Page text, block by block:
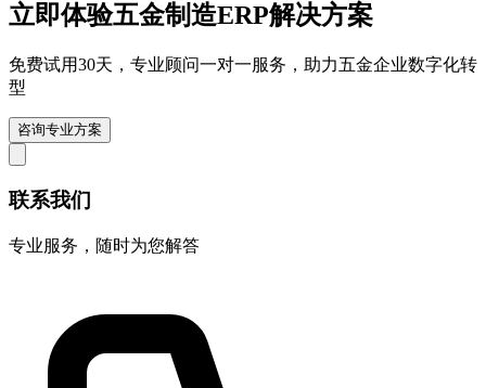
立即体验五金制造ERP解决方案
免费试用30天，专业顾问一对一服务，助力五金企业数字化转
型
咨询专业方案
联系我们
专业服务，随时为您解答